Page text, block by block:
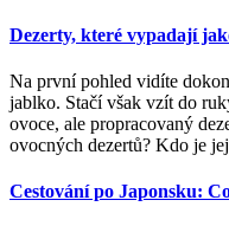
Dezerty, které vypadají
Na první pohled vidíte
jablko. Stačí však vzít do
ovoce, ale propracovaný
ovocných dezertů? Kdo je
Cestování po Japonsku: